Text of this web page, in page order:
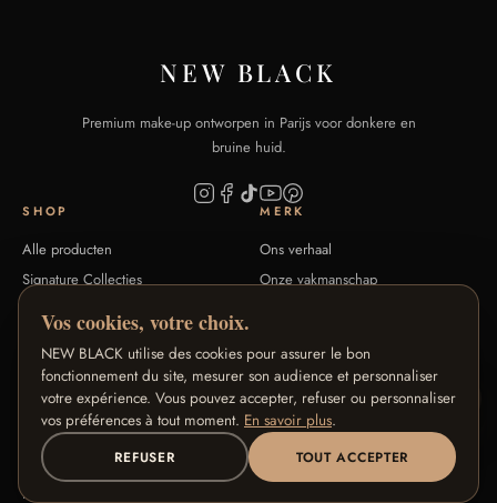
NEW BLACK
Premium make-up ontworpen in Parijs voor donkere en
bruine huid.
SHOP
Alle producten
Signature Collecties
MERK
Ons verhaal
Onze vakmanschap
HULP
Retouren & terugbetaling
Algemene voorwaarden
Privacy
ONZE PROGRAMMA'S
Loyaliteitsprogramma
Ambassadeursprogramma
Vos cookies, votre choix.
NEW BLACK utilise des cookies pour assurer le bon
fonctionnement du site, mesurer son audience et personnaliser
votre expérience. Vous pouvez accepter, refuser ou personnaliser
vos préférences à tout moment. En savoir plus.
REFUSER TOUT ACCEPTER